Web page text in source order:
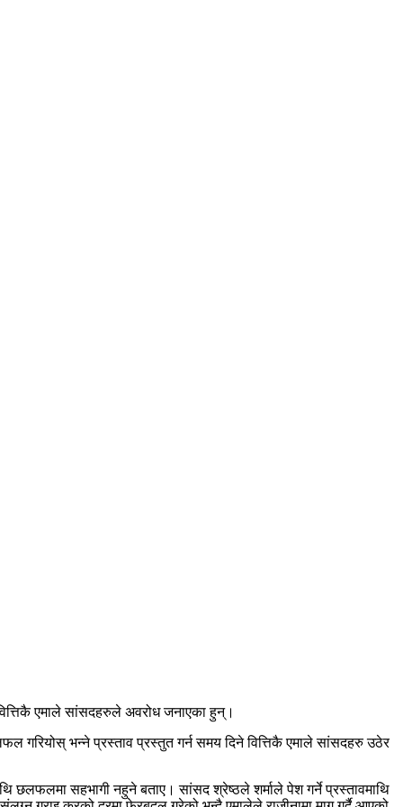
एमाले सांसदहरुले अवरोध जनाएका हुन्।
गरियोस् भन्ने प्रस्ताव प्रस्तुत गर्न समय दिने वित्तिकै एमाले सांसदहरु उठेर
छलफलमा सहभागी नहुने बताए। सांसद श्रेष्ठले शर्माले पेश गर्ने प्रस्तावमाथि